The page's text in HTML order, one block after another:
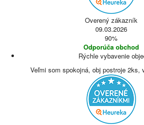
Overený zákazník
09.03.2026
90%
Odporúča obchod
Rýchle vybavenie
Veľmi som spokojná, obj postroje 2ks,